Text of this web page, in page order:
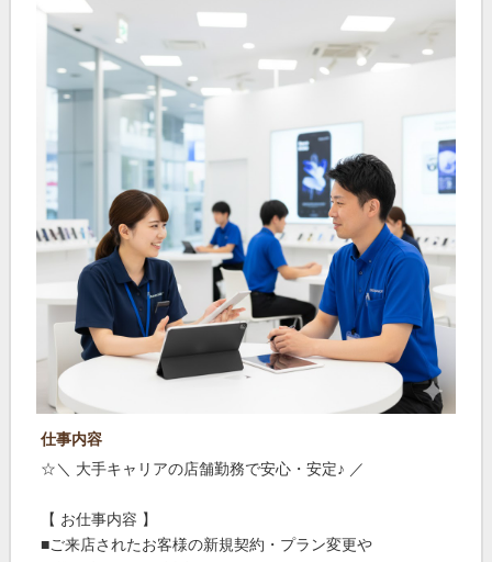
仕事内容
☆＼ 大手キャリアの店舗勤務で安心・安定♪ ／
【 お仕事内容 】
■ご来店されたお客様の新規契約・プラン変更や